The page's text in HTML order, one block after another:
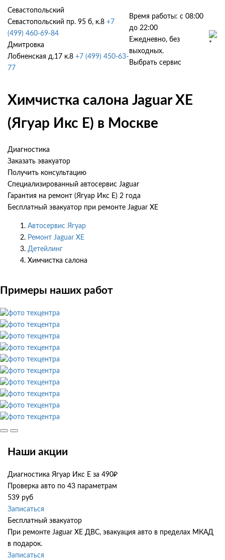
Севастопольский
Севастопольский пр. 95 б, к.8 +7
(499) 460-69-84
Дмитровка
Лобненская д.17 к.8 +7 (499) 450-63-
77
Время работы: с 08:00
до 22:00
Ежедневно, без
выходных.
Выбрать сервис
Химчистка салона Jaguar XE
(Ягуар Икс Е) в Москве
Диагностика
Заказать эвакуатор
Получить консультацию
Специализированный автосервис Jaguar
Гарантия на ремонт (Ягуар Икс Е) 2 года
Бесплатный эвакуатор при ремонте Jaguar XE
Автосервис Ягуар
Ремонт Jaguar XE
Детейлинг
Химчистка салона
Примеры наших работ
Наши акции
Диагностика Ягуар Икс Е за 490₽
Проверка авто по 43 параметрам
539 руб
Записаться
Бесплатный эвакуатор
При ремонте Jaguar XE ДВС, эвакуация авто в пределах МКАД
в подарок.
Записаться